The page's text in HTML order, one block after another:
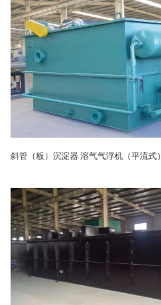
斜管（板）沉淀器 溶气气浮机（平流式）